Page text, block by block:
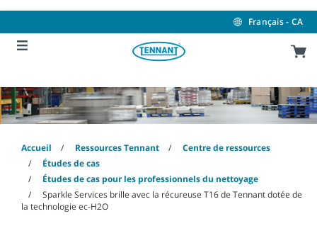
content
navigation
menu
Français - CA
Accueil Ressources Tennant
Centre de ressources
Études de cas
Études de cas pour les professionnels du nettoyage
Sparkle Services brille avec la récureuse T16 de Tennant dotée de
la technologie ec-H2O